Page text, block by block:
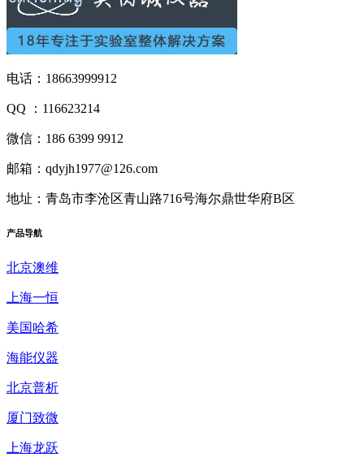
电话：18663999912
QQ ：116623214
微信：186 6399 9912
邮箱：qdyjh1977@126.com
地址：青岛市李沧区青山路716号海尔鼎世华府B区
产品导航
北京澳维
上海一恒
美国哈希
海能仪器
北京普析
厦门致微
上海龙跃